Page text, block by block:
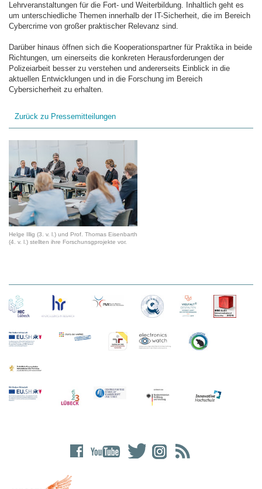
Lehrveranstaltungen für die Fort- und Weiterbildung. Inhaltlich geht es
um unterschiedliche Themen innerhalb der IT-Sicherheit, die im Bereich
Cybercrime von großer praktischer Relevanz sind.
Darüber hinaus öffnen sich die Kooperationspartner für Praktika in beide
Richtungen, um einerseits die konkreten Herausforderungen der
Polizeiarbeit besser zu verstehen und andererseits Einblick in die
aktuellen Entwicklungen und in die Forschung im Bereich
Cybersicherheit zu erhalten.
Zurück zu Pressemitteilungen
Helge Illig (3. v. l.) und Prof. Thomas Eisenbarth
(4. v. l.) stellten ihre Forschunsgprojekte vor.